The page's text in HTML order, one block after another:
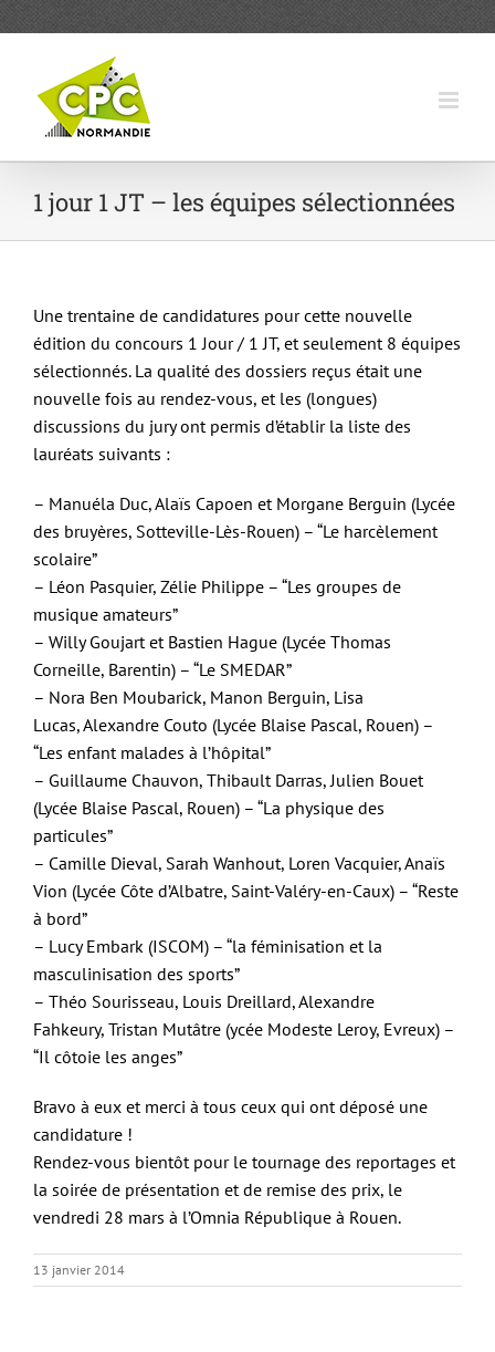
1 jour 1 JT – les équipes sélectionnées
Une trentaine de candidatures pour cette nouvelle
édition du concours 1 Jour / 1 JT, et seulement 8 équipes
sélectionnés. La qualité des dossiers reçus était une
nouvelle fois au rendez-vous, et les (longues)
discussions du jury ont permis d’établir la liste des
lauréats suivants :
– Manuéla Duc, Alaïs Capoen et Morgane Berguin (Lycée
des bruyères, Sotteville-Lès-Rouen) – “Le harcèlement
scolaire”
– Léon Pasquier, Zélie Philippe – “Les groupes de
musique amateurs”
– Willy Goujart et Bastien Hague (Lycée Thomas
Corneille, Barentin) – “Le SMEDAR”
– Nora Ben Moubarick, Manon Berguin, Lisa
Lucas, Alexandre Couto (Lycée Blaise Pascal, Rouen) –
“Les enfant malades à l’hôpital”
– Guillaume Chauvon, Thibault Darras, Julien Bouet
(Lycée Blaise Pascal, Rouen) – “La physique des
particules”
– Camille Dieval, Sarah Wanhout, Loren Vacquier, Anaïs
Vion (Lycée Côte d’Albatre, Saint-Valéry-en-Caux) – “Reste
à bord”
– Lucy Embark (ISCOM) – “la féminisation et la
masculinisation des sports”
– Théo Sourisseau, Louis Dreillard, Alexandre
Fahkeury, Tristan Mutâtre (ycée Modeste Leroy, Evreux) –
“Il côtoie les anges”
Bravo à eux et merci à tous ceux qui ont déposé une
candidature !
Rendez-vous bientôt pour le tournage des reportages et
la soirée de présentation et de remise des prix, le
vendredi 28 mars à l’Omnia République à Rouen.
13 janvier 2014